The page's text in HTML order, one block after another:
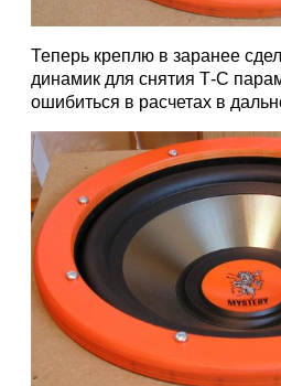
Теперь креплю в заранее
динамик для снятия Т-С
ошибиться в расчетах в